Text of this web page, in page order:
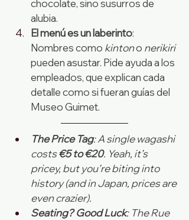
chocolate, sino susurros de
alubia.
El menú es un laberinto:
Nombres como kinton o nerikiri
pueden asustar. Pide ayuda a los
empleados, que explican cada
detalle como si fueran guías del
Museo Guimet.
The Price Tag: A single wagashi
costs €5 to €20. Yeah, it’s
pricey, but you’re biting into
history (and in Japan, prices are
even crazier).
Seating? Good Luck: The Rue